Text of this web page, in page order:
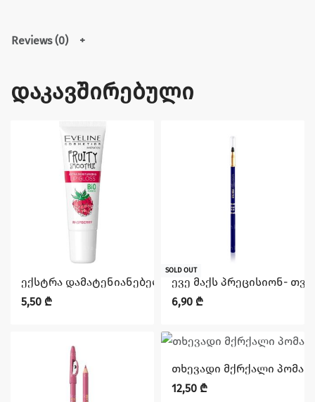
Reviews (0)
დაკავშირებული
ექსტრა დამატენიანებელი ტუჩის საცხი- RASPBERRY
5,50 ₾
SOLD OUT
ევე მაქს პრეცისიონ-
6,90 ₾
თხევადი მქრქალი პომადა
12,50 ₾